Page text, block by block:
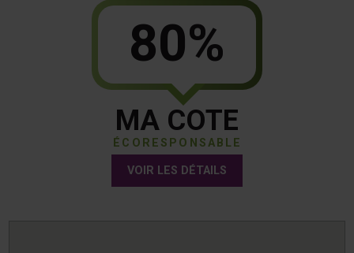
80%
MA COTE
ÉCORESPONSABLE
VOIR LES DÉTAILS